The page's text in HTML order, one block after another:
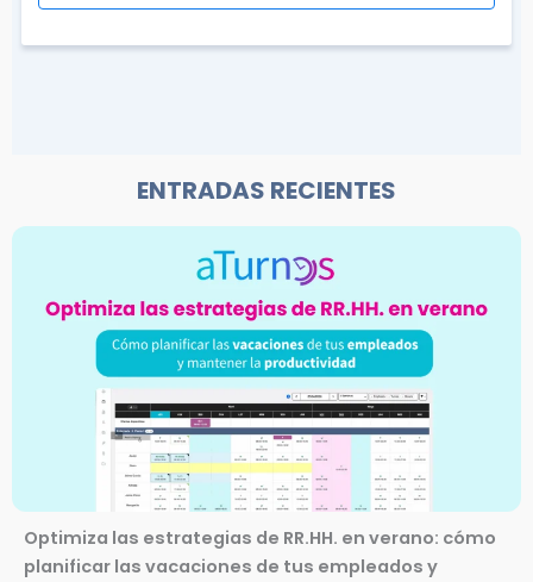
ENTRADAS RECIENTES
Optimiza las estrategias de RR.HH. en verano: cómo
planificar las vacaciones de tus empleados y